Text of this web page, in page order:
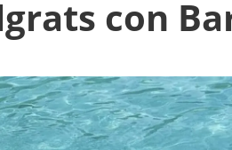
con